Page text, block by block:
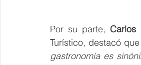
Por su parte, Carlos
Turístico, destacó
gastronomía es